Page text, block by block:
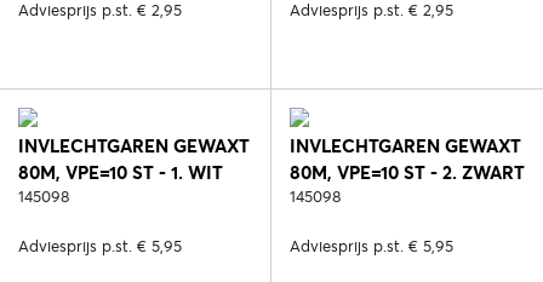
Adviesprijs p.st. € 2,95 Adviesprijs p.st. € 2,95
INVLECHTGAREN GEWAXT
80M, VPE=10 ST - 1. WIT
145098
Adviesprijs p.st. € 5,95
INVLECHTGAREN GEWAXT
80M, VPE=10 ST - 2. ZWART
145098
Adviesprijs p.st. € 5,95